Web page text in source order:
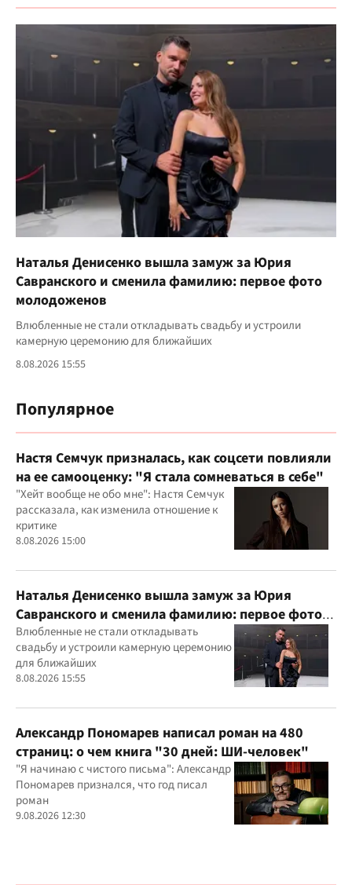
Наталья Денисенко вышла замуж за Юрия
Савранского и сменила фамилию: первое фото
молодоженов
Влюбленные не стали откладывать свадьбу и устроили
камерную церемонию для ближайших
8.08.2026 15:55
Популярное
Настя Семчук призналась, как соцсети повлияли
на ее самооценку: "Я стала сомневаться в себе"
"Хейт вообще не обо мне": Настя Семчук
рассказала, как изменила отношение к
критике
8.08.2026 15:00
Наталья Денисенко вышла замуж за Юрия
Савранского и сменила фамилию: первое фото
молодоженов
Влюбленные не стали откладывать
свадьбу и устроили камерную церемонию
для ближайших
8.08.2026 15:55
Александр Пономарев написал роман на 480
страниц: о чем книга "30 дней: ШИ-человек"
"Я начинаю с чистого письма": Александр
Пономарев признался, что год писал
роман
9.08.2026 12:30